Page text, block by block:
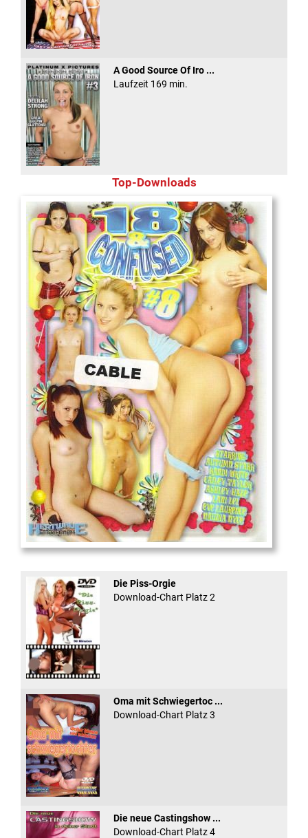
A Good Source Of Iro ...
Laufzeit 169 min.
Top-Downloads
And Confused #8 - ...
Die Piss-Orgie
Download-Chart Platz 2
Oma mit Schwiegertoc ...
Download-Chart Platz 3
Die neue Castingshow ...
Download-Chart Platz 4